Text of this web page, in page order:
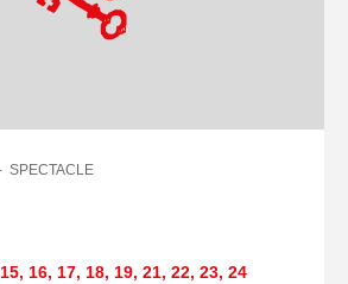
SPECTACLE
15, 16, 17, 18, 19, 21, 22, 23, 24